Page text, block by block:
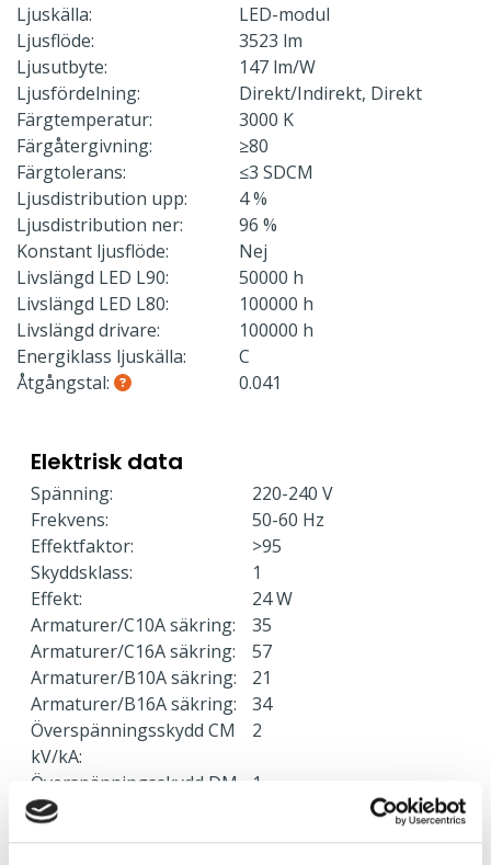
Ljuskälla:
LED-modul
Ljusflöde:
3523 lm
Ljusutbyte:
147 lm/W
Ljusfördelning:
Direkt/Indirekt, Direkt
Färgtemperatur:
3000 K
Färgåtergivning:
≥80
Färgtolerans:
≤3 SDCM
Ljusdistribution upp:
4 %
Ljusdistribution ner:
96 %
Konstant ljusflöde:
Nej
Livslängd LED L90:
50000 h
Livslängd LED L80:
100000 h
Livslängd drivare:
100000 h
Energiklass ljuskälla:
C
Åtgångstal:
0.041
Elektrisk data
Spänning:
220-240 V
Frekvens:
50-60 Hz
Effektfaktor:
>95
Skyddsklass:
1
Effekt:
24 W
Armaturer/C10A säkring:
35
Armaturer/C16A säkring:
57
Armaturer/B10A säkring:
21
Armaturer/B16A säkring:
34
Överspänningsskydd CM
kV/kA:
2
Överspänningsskydd DM
kV/kA:
1